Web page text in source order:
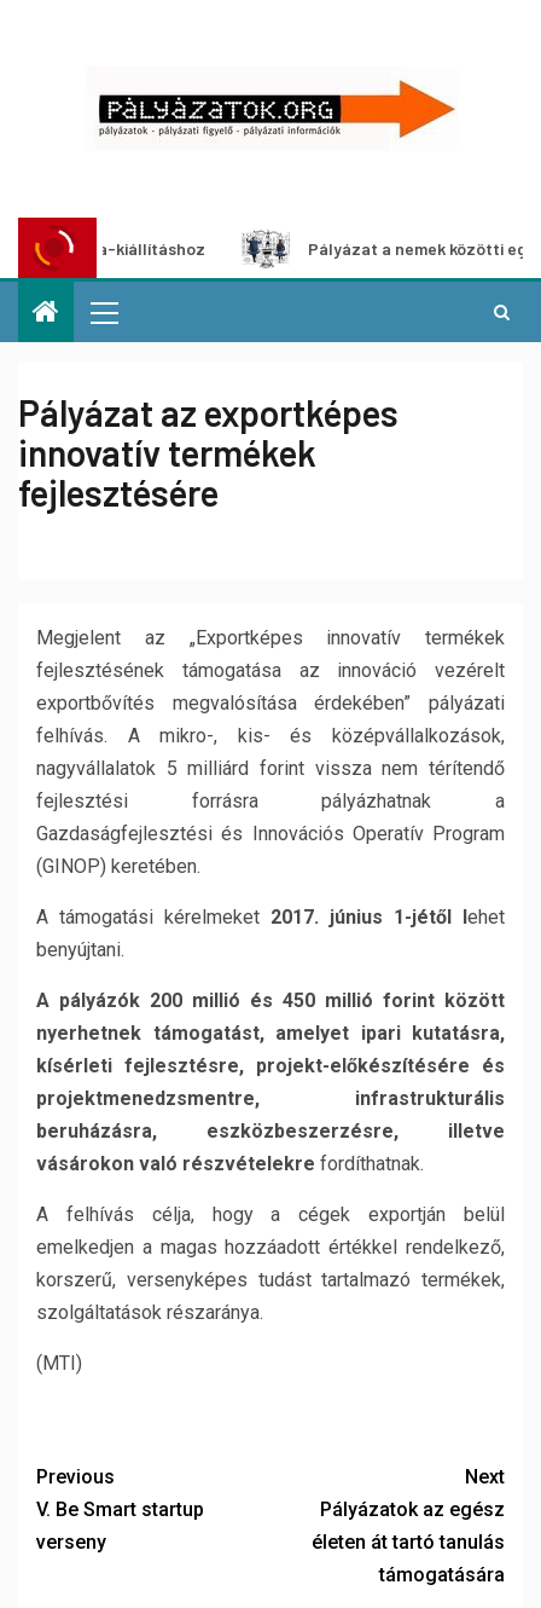
kiállításhoz Pályázat a nemek közötti
Pályázat az exportképes
innovatív termékek
fejlesztésére
Megjelent az „Exportképes innovatív termékek
fejlesztésének támogatása az innováció vezérelt
exportbővítés megvalósítása érdekében” pályázati
felhívás. A mikro-, kis- és középvállalkozások,
nagyvállalatok 5 milliárd forint vissza nem térítendő
fejlesztési forrásra pályázhatnak a
Gazdaságfejlesztési és Innovációs Operatív Program
(GINOP) keretében.
A támogatási kérelmeket 2017. június 1-jétől lehet
benyújtani.
A pályázók 200 millió és 450 millió forint között
nyerhetnek támogatást, amelyet ipari kutatásra,
kísérleti fejlesztésre, projekt-előkészítésére és
projektmenedzsmentre, infrastrukturális
beruházásra, eszközbeszerzésre, illetve
vásárokon való részvételekre fordíthatnak.
A felhívás célja, hogy a cégek exportján belül
emelkedjen a magas hozzáadott értékkel rendelkező,
korszerű, versenyképes tudást tartalmazó termékek,
szolgáltatások részaránya.
(MTI)
Previous
V. Be Smart startup
verseny
Next
Pályázatok az egész
életen át tartó tanulás
támogatására